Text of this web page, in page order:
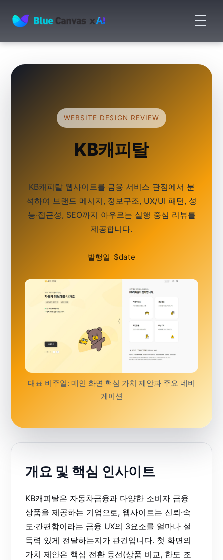
BLUECANVAS
메
뉴
기
WEBSITE DESIGN REVIEW
KB캐피탈
KB캐피탈 웹사이트를 금융 서비스 관점에서 분
석하여 브랜드 메시지, 정보구조, UX/UI 패턴, 성
능·접근성, SEO까지 아우르는 실행 중심 리뷰를
제공합니다.
발행일: $date
대표 비주얼: 메인 화면 핵심 가치 제안과 주요 네비
게이션
개요 및 핵심 인사이트
KB캐피탈은 자동차금융과 다양한 소비자 금융
상품을 제공하는 기업으로, 웹사이트는 신뢰·속
도·간편함이라는 금융 UX의 3요소를 얼마나 설
득력 있게 전달하는지가 관건입니다. 첫 화면의
가치 제안은 핵심 전환 동선(상품 비교, 한도 조